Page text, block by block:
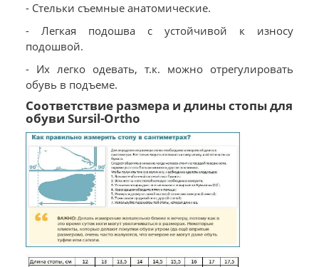
- Стельки съемные анатомические.
- Легкая подошва с устойчивой к износу
подошвой.
- Их легко одевать, т.к. можно отрегулировать
обувь в подъеме.
Соответствие размера и длины стопы для
обуви Sursil-Ortho